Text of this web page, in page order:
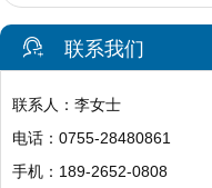
联系我们
联系人：李女士
电话：0755-28480861
手机：189-2652-0808